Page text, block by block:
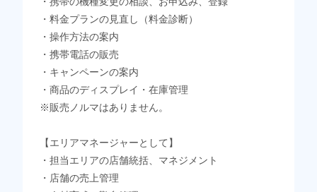
・料金プランの見直し（料金診断）
・操作方法の案内
・携帯電話の販売
・キャンペーンの案内
・商品のディスプレイ・在庫管理
※販売ノルマはありません。
【エリアマネージャーとして】
・担当エリアの店舗統括、マネジメント
・店舗の売上管理